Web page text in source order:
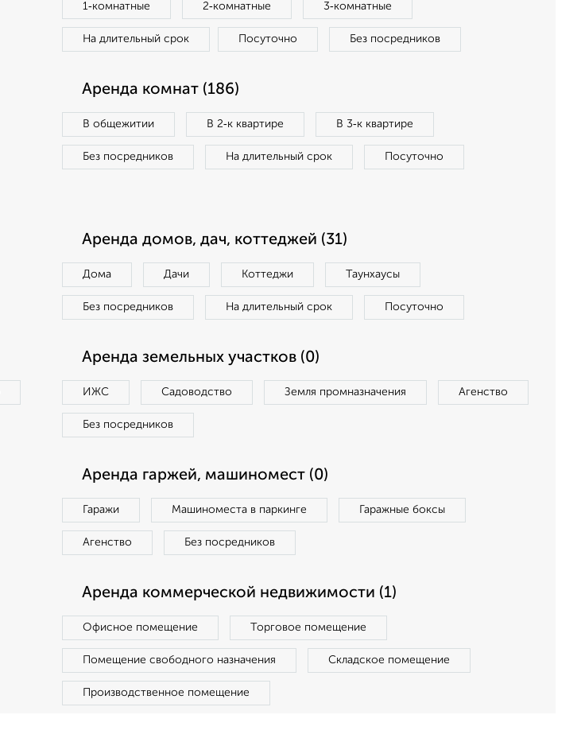
1‑комнатные 2‑комнатные 3‑комнатные
На длительный срок Посуточно Без посредников
Аренда комнат (186)
В общежитии В 2‑к квартире В 3‑к квартире
Без посредников На длительный срок Посуточно
Аренда домов, дач, коттеджей (31)
Дома Дачи Коттеджи Таунхаусы
Без посредников На длительный срок Посуточно
Аренда земельных участков (0)
ИЖС Садоводство Земля промназначения Агенство
Без посредников
Аренда гаржей, машиномест (0)
Гаражи Машиноместа в паркинге Гаражные боксы
Агенство Без посредников
Аренда коммерческой недвижимости (1)
Офисное помещение Торговое помещение
Помещение свободного назначения Складское помещение
Производственное помещение